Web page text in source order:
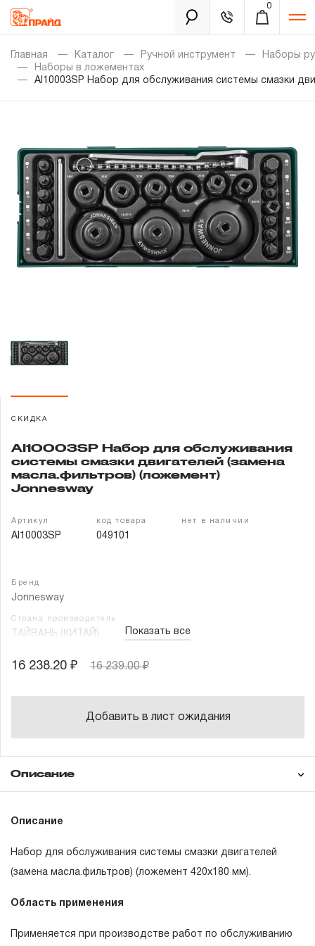
0
Каталог
Золотая лихорадка
Распродажа
Уцененный товар
О нас
Новости
Гарантия и сервис
Контакты
Забыли пароль?
Главная Каталог Ручной инструмент
Наборы
Наборы в ложементах
AI10003SP Набор для обслуживания системы смазки
СКИДКА
AI10003SP Набор для обслуживания
системы смазки двигателей (замена
масла.фильтров) (ложемент)
Jonnesway
Артикул
AI10003SP
код товара
049101
нет в наличии
Бренд
Jonnesway
Страна производитель
ТАЙВАНЬ (КИТАЙ) Показать все
16 238.20 ₽ 16 239.00 ₽
Добавить в лист ожидания
Описание
Описание
Набор для обслуживания системы смазки двигателей
(замена масла.фильтров) (ложемент 420х180 мм).
Область применения
Применяется при производстве работ по обслуживанию